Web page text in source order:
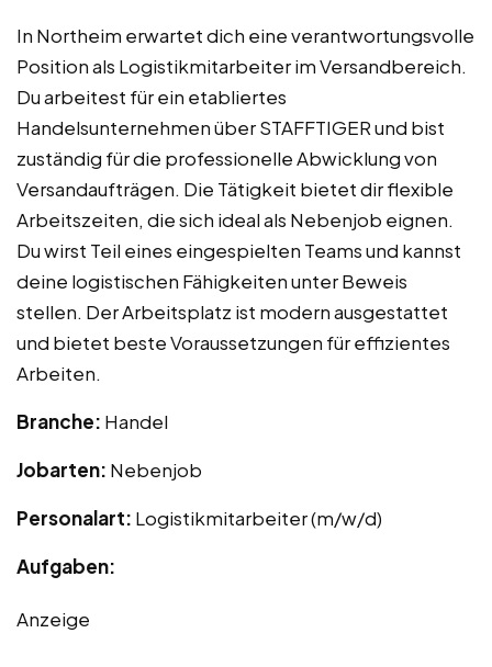
In Northeim erwartet dich eine verantwortungsvolle
Position als Logistikmitarbeiter im Versandbereich.
Du arbeitest für ein etabliertes
Handelsunternehmen über STAFFTIGER und bist
zuständig für die professionelle Abwicklung von
Versandaufträgen. Die Tätigkeit bietet dir flexible
Arbeitszeiten, die sich ideal als Nebenjob eignen.
Du wirst Teil eines eingespielten Teams und kannst
deine logistischen Fähigkeiten unter Beweis
stellen. Der Arbeitsplatz ist modern ausgestattet
und bietet beste Voraussetzungen für effizientes
Arbeiten.
Branche: Handel
Jobarten: Nebenjob
Personalart: Logistikmitarbeiter (m/w/d)
Aufgaben:
Anzeige